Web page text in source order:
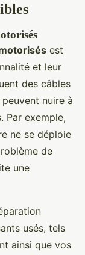
est
et leur
des câbles
nuire à
Par exemple,
ne se déploie
de
une
usés, tels
ainsi que vos